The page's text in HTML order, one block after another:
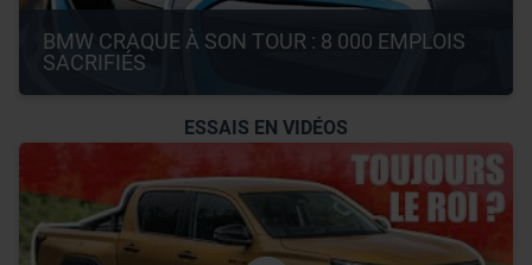
BMW CRAQUE À SON TOUR : 8 000 EMPLOIS
SACRIFIÉS
ESSAIS EN VIDÉOS